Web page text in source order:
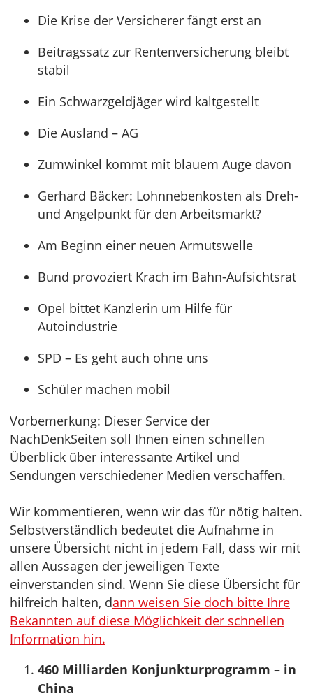
Die Krise der Versicherer fängt erst an
Beitragssatz zur Rentenversicherung bleibt
stabil
Ein Schwarzgeldjäger wird kaltgestellt
Die Ausland – AG
Zumwinkel kommt mit blauem Auge davon
Gerhard Bäcker: Lohnnebenkosten als Dreh-
und Angelpunkt für den Arbeitsmarkt?
Am Beginn einer neuen Armutswelle
Bund provoziert Krach im Bahn-Aufsichtsrat
Opel bittet Kanzlerin um Hilfe für
Autoindustrie
SPD – Es geht auch ohne uns
Schüler machen mobil
Vorbemerkung: Dieser Service der
NachDenkSeiten soll Ihnen einen schnellen
Überblick über interessante Artikel und
Sendungen verschiedener Medien verschaffen.
Wir kommentieren, wenn wir das für nötig halten.
Selbstverständlich bedeutet die Aufnahme in
unsere Übersicht nicht in jedem Fall, dass wir mit
allen Aussagen der jeweiligen Texte
einverstanden sind. Wenn Sie diese Übersicht für
hilfreich halten, dann weisen Sie doch bitte Ihre
Bekannten auf diese Möglichkeit der schnellen
Information hin.
460 Milliarden Konjunkturprogramm – in
China